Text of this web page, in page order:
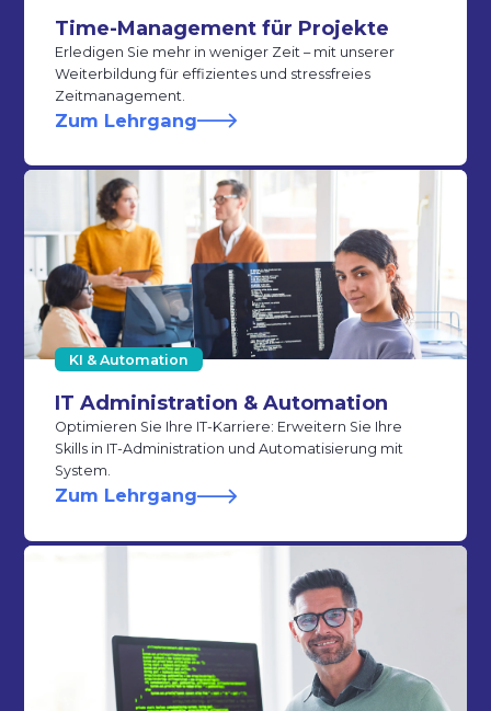
Time-Management für Projekte
Erledigen Sie mehr in weniger Zeit – mit unserer
Weiterbildung für effizientes und stressfreies
Zeitmanagement.
Zum Lehrgang
IT Administration & Automation
Optimieren Sie Ihre IT-Karriere: Erweitern Sie Ihre
Skills in IT-Administration und Automatisierung mit
System.
Zum Lehrgang
KI & Automation